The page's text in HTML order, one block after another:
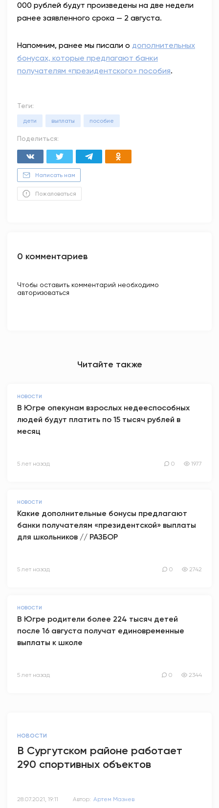
000 рублей будут произведены на две недели
ранее заявленного срока — 2 августа.
Напомним, ранее мы писали о дополнительных
бонусах, которые предлагают банки
получателям «президентского» пособия.
Теги:
дети выплаты пособие
Поделиться:
Написать нам
Пожаловаться
0 комментариев
Чтобы оставить комментарий необходимо
авторизоваться
Читайте также
НОВОСТИ
В Югре опекунам взрослых недееспособных
людей будут платить по 15 тысяч рублей в
месяц
5 лет назад 0 1977
НОВОСТИ
Какие дополнительные бонусы предлагают
банки получателям «президентской» выплаты
для школьников // РАЗБОР
5 лет назад 0 2742
НОВОСТИ
В Югре родители более 224 тысяч детей
после 16 августа получат единовременные
выплаты к школе
5 лет назад 0 2344
НОВОСТИ
В Сургутском районе работает
290 спортивных объектов
28.07.2021, 19:11 Автор: Артем Мазнев